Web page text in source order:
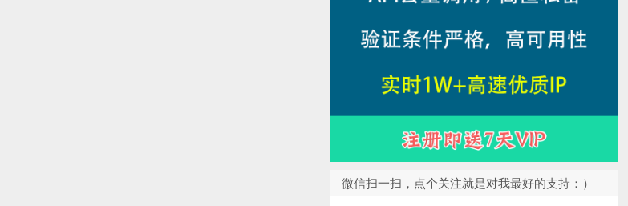
微信扫一扫，点个关注就是对我最好的支持：）